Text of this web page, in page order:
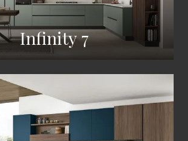
Infinity 7